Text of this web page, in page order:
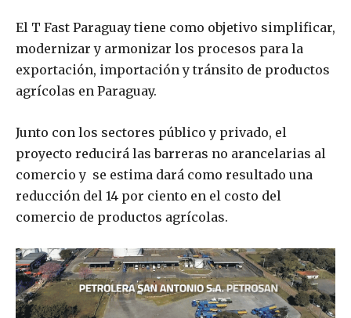
El T Fast Paraguay tiene como objetivo simplificar,
modernizar y armonizar los procesos para la
exportación, importación y tránsito de productos
agrícolas en Paraguay.
Junto con los sectores público y privado, el
proyecto reducirá las barreras no arancelarias al
comercio y se estima dará como resultado una
reducción del 14 por ciento en el costo del
comercio de productos agrícolas.